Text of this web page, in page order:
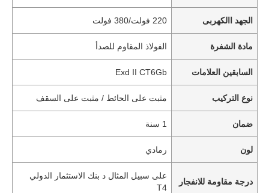
الجهد االكهربى 220 فولت/380 فولت
مادة الشفرة الفولاذ المقاوم للصدأ
السابقين العلامات Exd II CT6Gb
نوع التركيب مثبت على الحائط / مثبت على السقف
ضمان 1 سنة
لون رمادي
درجة مقاومة للانفجار
على سبيل المثال د بنك الاستثمار الدولي
T4